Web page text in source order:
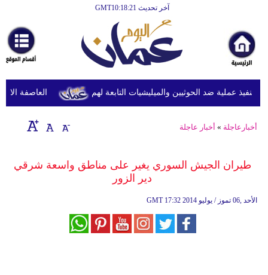
آخر تحديث GMT10:18:21
أخبارعاجلة
رياضة
ثقافة
إقتصاد
وموسيقى
العاصفة عملية ضد الحوثيين والميليشيات التابعة لهم
أخبارعاجلة » أخبار عاجلة
طيران الجيش السوري يغير على مناطق واسعة شرقي
دير الزور
GMT 17:32 2014 الأحد ,06 تموز / يوليو